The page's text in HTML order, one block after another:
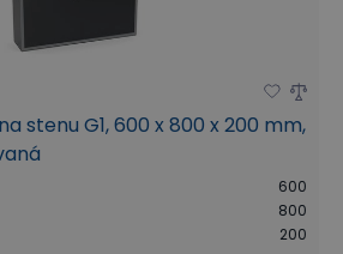
stenu G1, 600 x 800 x 200 mm,
600
800
200